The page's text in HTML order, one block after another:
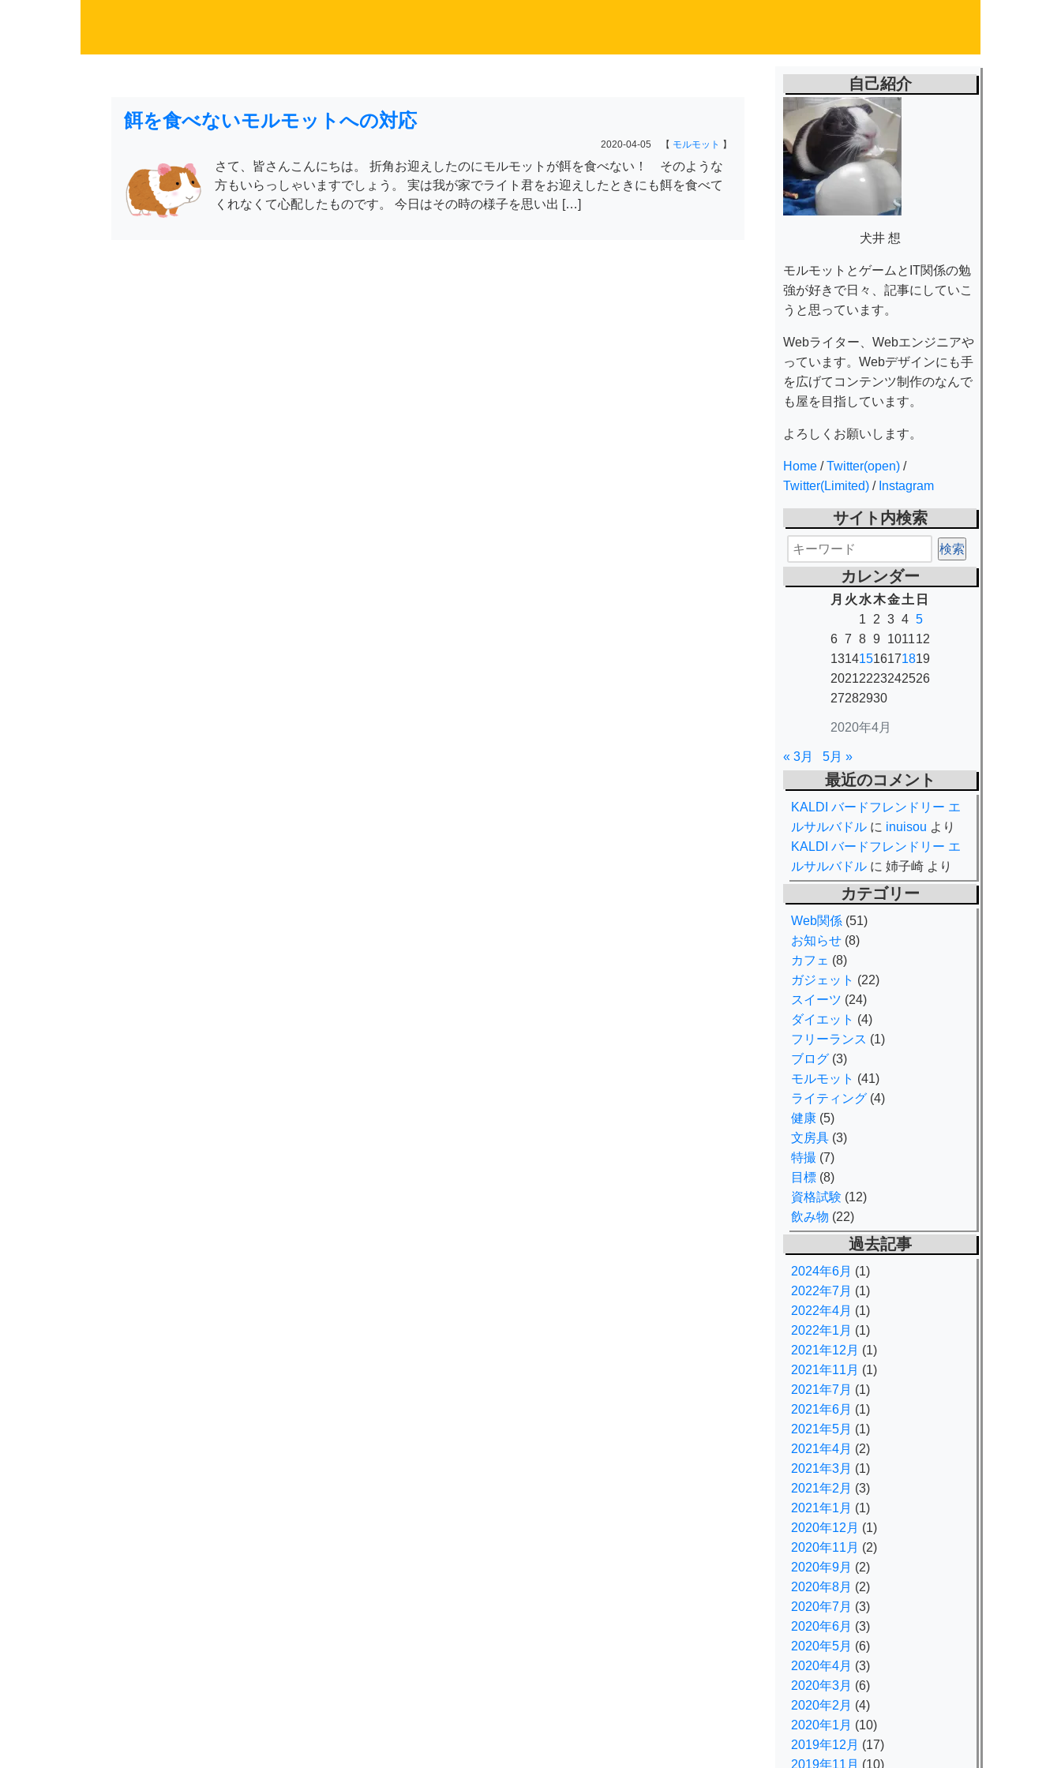
餌を食べないモルモットへの対応
2020-04-05 【 モルモット 】
さて、皆さんこんにちは。 折角お迎えしたのにモルモットが餌を食べない！ そのような
方もいらっしゃいますでしょう。 実は我が家でライト君をお迎えしたときにも餌を食べて
くれなくて心配したものです。 今日はその時の様子を思い出 […]
自己紹介
犬井 想
モルモットとゲームとIT関係の勉
強が好きで日々、記事にしていこ
うと思っています。
Webライター、Webエンジニアや
っています。Webデザインにも手
を広げてコンテンツ制作のなんで
も屋を目指しています。
よろしくお願いします。
Home /Twitter(open) /
Twitter(Limited) / Instagram
サイト内検索
カレンダー
2020年4月
月 火 水木金 土 日
1
2 3 4 5
6 7 8 9 101112
13141516171819
20212223242526
27282930
« 3月 5月 »
最近のコメント
KALDI バードフレンドリー エ
ルサルバドル に inuisou より
KALDI バードフレンドリー エ
ルサルバドル に 姉子崎 より
カテゴリー
Web関係 (51)
お知らせ (8)
カフェ (8)
ガジェット (22)
スイーツ (24)
ダイエット (4)
フリーランス (1)
ブログ (3)
モルモット (41)
ライティング (4)
健康 (5)
文房具 (3)
特撮 (7)
目標 (8)
資格試験 (12)
飲み物 (22)
過去記事
2024年6月 (1)
2022年7月 (1)
2022年4月 (1)
2022年1月 (1)
2021年12月 (1)
2021年11月 (1)
2021年7月 (1)
2021年6月 (1)
2021年5月 (1)
2021年4月 (2)
2021年3月 (1)
2021年2月 (3)
2021年1月 (1)
2020年12月 (1)
2020年11月 (2)
2020年9月 (2)
2020年8月 (2)
2020年7月 (3)
2020年6月 (3)
2020年5月 (6)
2020年4月 (3)
2020年3月 (6)
2020年2月 (4)
2020年1月 (10)
2019年12月 (17)
2019年11月 (10)